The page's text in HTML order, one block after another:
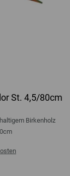
St. 4,5/80cm
Birkenholz